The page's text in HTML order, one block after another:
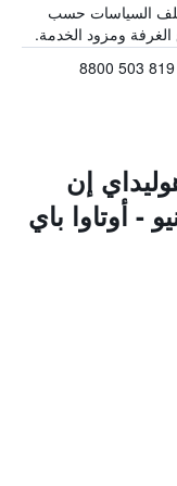
السياسات حسب
الغرفة ومزود الخدمة.
إن
- أوتاوا باي